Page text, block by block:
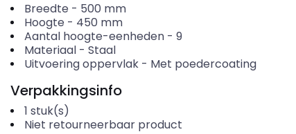
Breedte - 500 mm
Hoogte - 450 mm
Aantal hoogte-eenheden- 9
Materiaal- Staal
Uitvoering oppervlak- Met poedercoating
Verpakkingsinfo
1 stuk(s)
Niet retourneerbaar product